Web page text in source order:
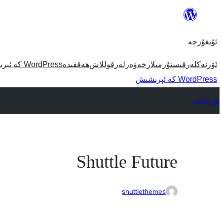
مەزمۇنغا
ئۇيغۇرچە
ئۆرنەكلەر قىستۇرمىلار خەۋەرلەر قوللاشھەققىدەWordPress كە ئېرىشىش
WordPress كە ئېرىشىش
ئۆرنەكلەر
Shuttle Future
shuttlethemes